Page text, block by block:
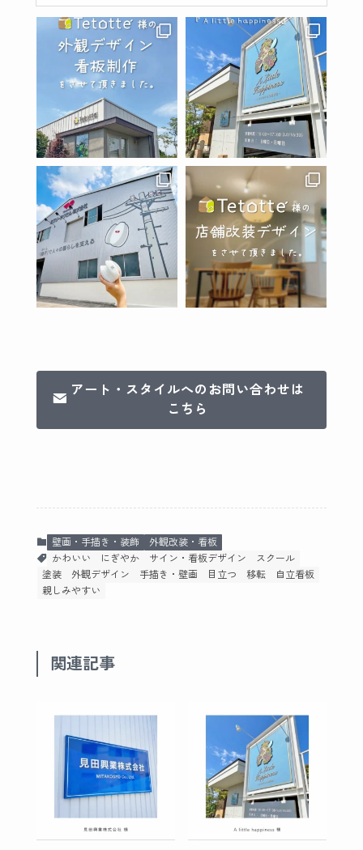
アート・スタイルへのお問い合わせは
こちら
壁画・手描き・装飾
外観改装・看板
かわいい
にぎやか サイン・看板デザイン
スクール
塗装
外観デザイン 手描き・壁画 目立つ 移転
自立看板
親しみやすい
関連記事